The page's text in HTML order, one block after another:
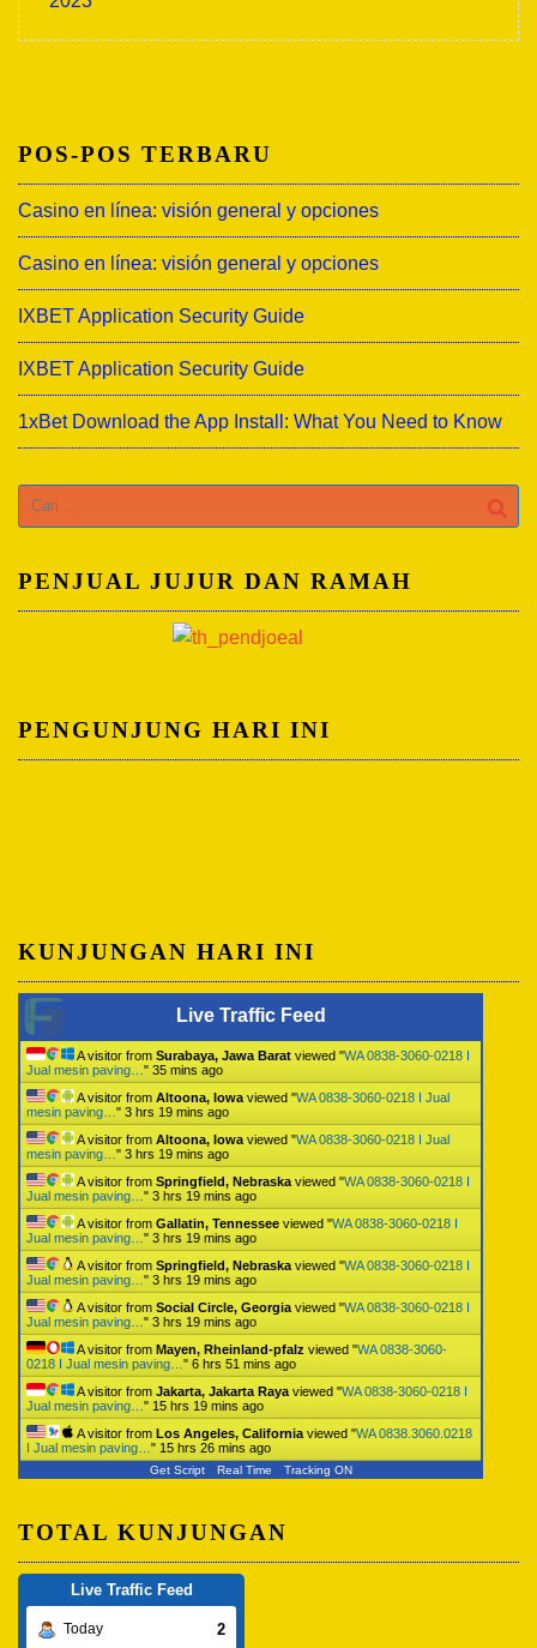
POS-POS TERBARU
Casino en línea: visión general y opciones
Casino en línea: visión general y opciones
IXBET Application Security Guide
IXBET Application Security Guide
1xBet Download the App Install: What You Need to Know
Cari
untuk:
PENJUAL JUJUR DAN RAMAH
PENGUNJUNG HARI INI
KUNJUNGAN HARI INI
Live Traffic Feed
A visitor from Surabaya, Jawa Barat viewed "WA 0838-3060-0218 I
Jual mesin paving… " 35 mins ago
A visitor from Altoona, Iowa viewed "WA 0838-3060-0218 I Jual
mesin paving… " 3 hrs 19 mins ago
A visitor from Altoona, Iowa viewed "WA 0838-3060-0218 I Jual
mesin paving… " 3 hrs 19 mins ago
A visitor from Springfield, Nebraska viewed "WA 0838-3060-0218 I
Jual mesin paving… " 3 hrs 19 mins ago
A visitor from Gallatin, Tennessee viewed "WA 0838-3060-0218 I
Jual mesin paving… " 3 hrs 19 mins ago
A visitor from Springfield, Nebraska viewed "WA 0838-3060-0218 I
Jual mesin paving… " 3 hrs 19 mins ago
A visitor from Social Circle, Georgia viewed "WA 0838-3060-0218 I
Jual mesin paving… " 3 hrs 19 mins ago
A visitor from Mayen, Rheinland-pfalz viewed "WA 0838-3060-
0218 I Jual mesin paving… " 6 hrs 51 mins ago
A visitor from Jakarta, Jakarta Raya viewed "WA 0838-3060-0218 I
Jual mesin paving… " 15 hrs 19 mins ago
A visitor from Los Angeles, California viewed "WA 0838.3060.0218
I Jual mesin paving… " 15 hrs 26 mins ago
Get Script Real Time Tracking ON
TOTAL KUNJUNGAN
Live Traffic Feed
Today 2